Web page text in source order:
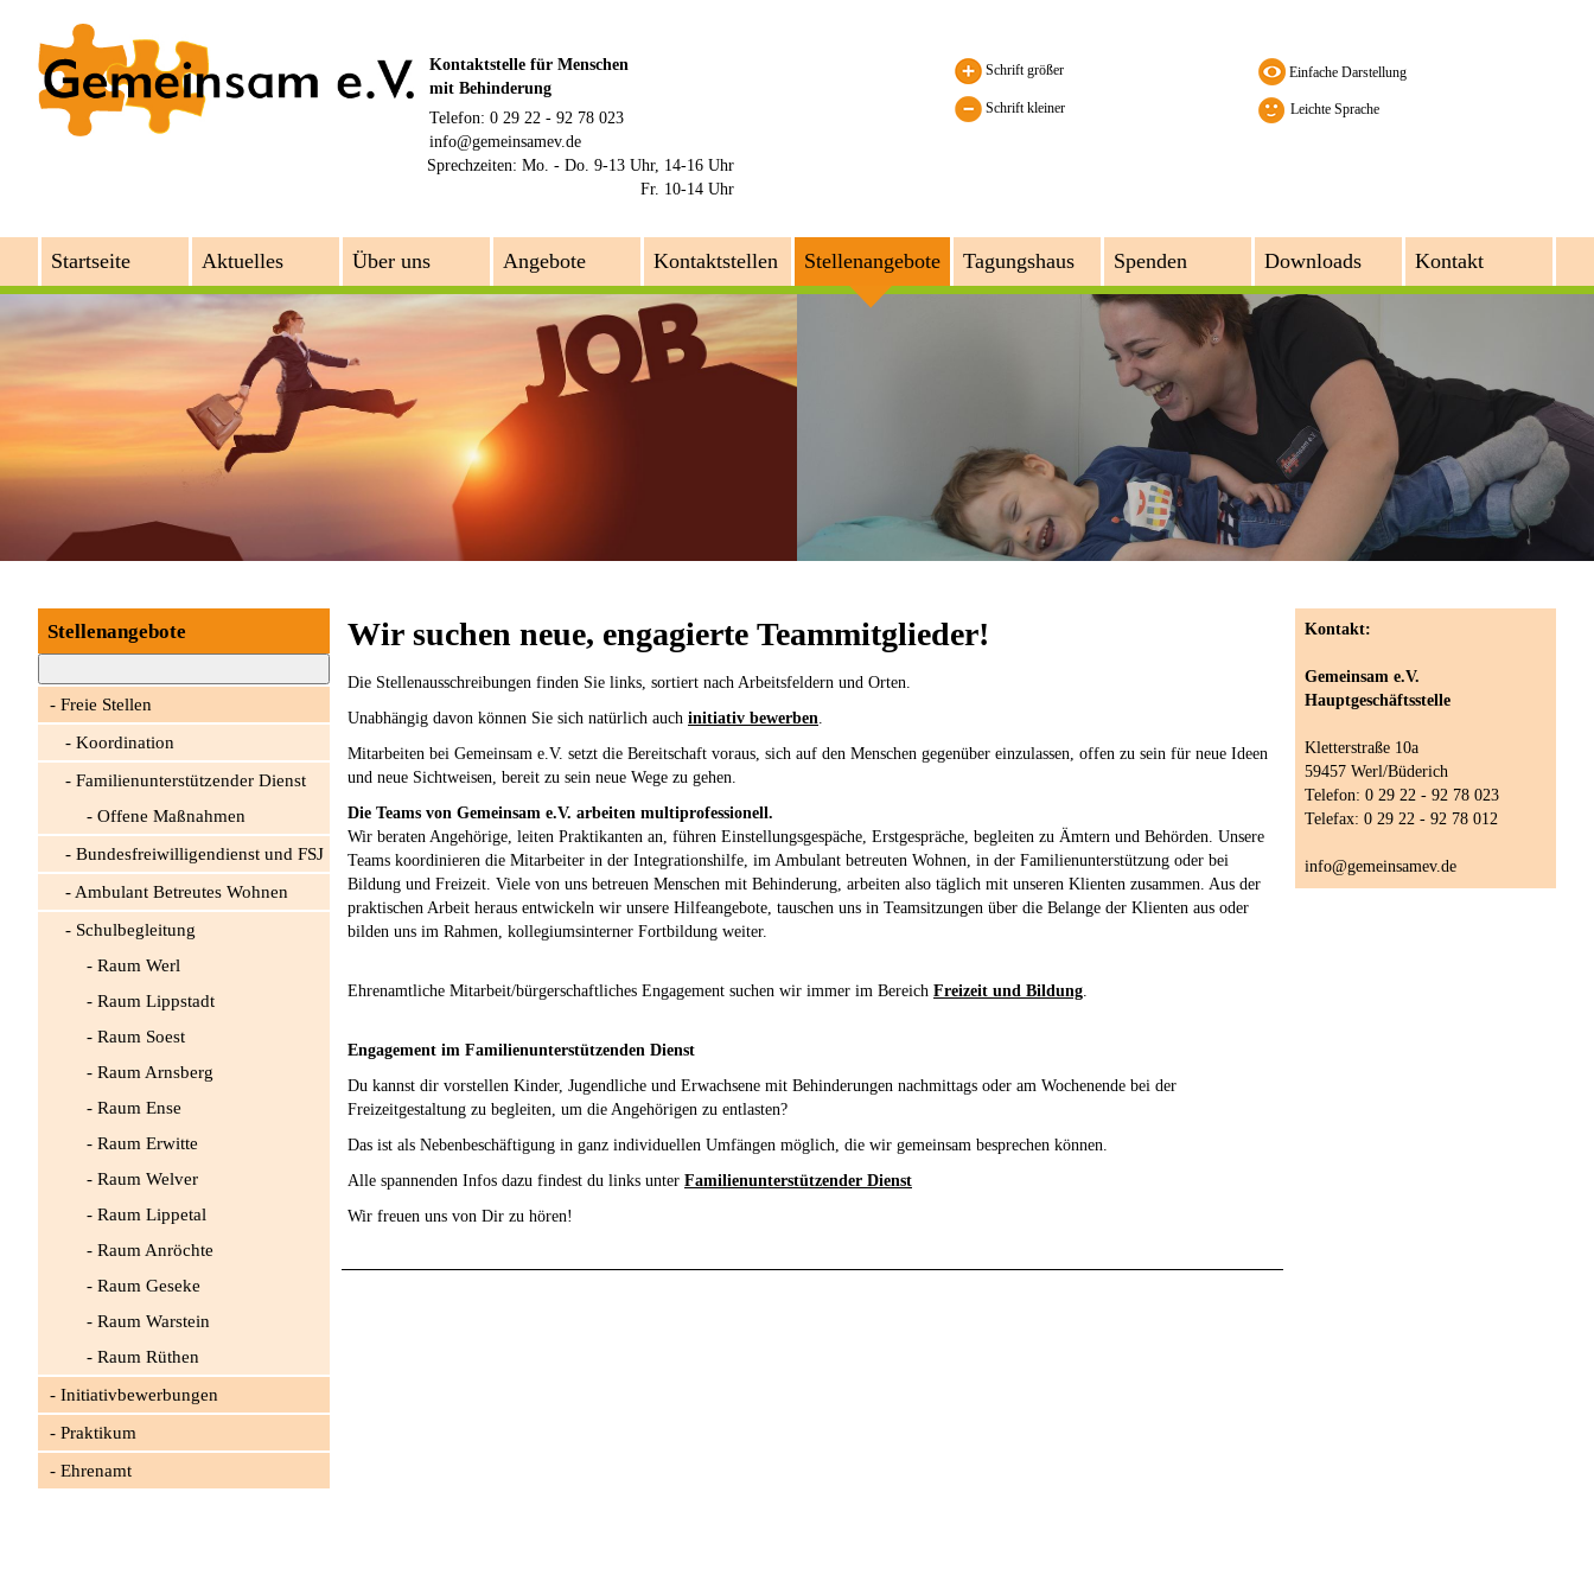
Kontaktstelle für Menschen
mit Behinderung
Telefon: 0 29 22 - 92 78 023
info@gemeinsamev.de
Sprechzeiten: Mo. - Do. 9-13 Uhr, 14-16 Uhr
Fr. 10-14 Uhr
Schrift größer
Schrift kleiner Leichte Sprache
Startseite Aktuelles Über uns Angebote Kontaktstellen Stellenangebote Tagungshaus Spenden Downloads Kontakt
Stellenangebote
Freie Stellen
Koordination
Familienunterstützender Dienst
Offene Maßnahmen
Bundesfreiwilligendienst und FSJ
Ambulant Betreutes Wohnen
Schulbegleitung
Raum Werl
Raum Lippstadt
Raum Soest
Raum Arnsberg
Raum Ense
Raum Erwitte
Raum Welver
Raum Lippetal
Raum Anröchte
Raum Geseke
Raum Warstein
Raum Rüthen
Initiativbewerbungen
Praktikum
Ehrenamt
Wir suchen neue, engagierte Teammitglieder!
Die Stellenausschreibungen finden Sie links, sortiert nach Arbeitsfeldern und Orten.
Unabhängig davon können Sie sich natürlich auch initiativ bewerben.
Mitarbeiten bei Gemeinsam e.V. setzt die Bereitschaft voraus, sich auf den Menschen gegenüber einzulassen, offen zu sein für neue Ideen
und neue Sichtweisen, bereit zu sein neue Wege zu gehen.
Die Teams von Gemeinsam e.V. arbeiten multiprofessionell.
Wir beraten Angehörige, leiten Praktikanten an, führen Einstellungsgespäche, Erstgespräche, begleiten zu Ämtern und Behörden. Unsere
Teams koordinieren die Mitarbeiter in der Integrationshilfe, im Ambulant betreuten Wohnen, in der Familienunterstützung oder bei
Bildung und Freizeit. Viele von uns betreuen Menschen mit Behinderung, arbeiten also täglich mit unseren Klienten zusammen. Aus der
praktischen Arbeit heraus entwickeln wir unsere Hilfeangebote, tauschen uns in Teamsitzungen über die Belange der Klienten aus oder
bilden uns im Rahmen, kollegiumsinterner Fortbildung weiter.
Ehrenamtliche Mitarbeit/bürgerschaftliches Engagement suchen wir immer im Bereich Freizeit und Bildung.
Engagement im Familienunterstützenden Dienst
Du kannst dir vorstellen Kinder, Jugendliche und Erwachsene mit Behinderungen nachmittags oder am Wochenende bei der
Freizeitgestaltung zu begleiten, um die Angehörigen zu entlasten?
Das ist als Nebenbeschäftigung in ganz individuellen Umfängen möglich, die wir gemeinsam besprechen können.
Alle spannenden Infos dazu findest du links unter Familienunterstützender Dienst
Wir freuen uns von Dir zu hören!
Kontakt:
Gemeinsam e.V.
Hauptgeschäftsstelle
Kletterstraße 10a
59457 Werl/Büderich
Telefon: 0 29 22 - 92 78 023
Telefax: 0 29 22 - 92 78 012
info@gemeinsamev.de